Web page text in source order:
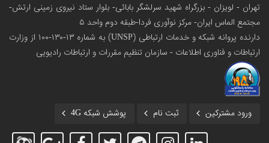
تهران - لویزان - بزرگراه شهید سرلشگر بابائی- بلوار ستاد نیروی زمینی ارتش-
مجتمع الماس ایران- مرکز نوآوری فردا-طبقه دوم واحد ۵
دارنده پروانه شبکه و خدمات ارتباطی (UNSP) به شماره ۱۳-۱۳۰-۱۰۰
از وزارت
ارتباطات و فناوری اطلاعات - سازمان تنظیم مقررات و ارتباطات رادیویی
ورود مشترکین ثبت نام پوشش شبکه 4G